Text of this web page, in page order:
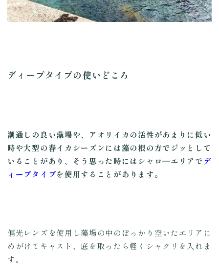
ディープタイプの使いどころ
潮通しの良い藻場や、アオリイカの活性があまりに低い
時や大型の春イカシーズンには藻の根の方でジッとして
いることがあり、そう思った時にはシャロ―エリアでデ
ィープタイプを使用することがあります。
偏光レンズを使用し藻場の中のぽっかり空いたエリアに
めがけてキャスト、底を取ったら軽くシャクリを入れま
す。